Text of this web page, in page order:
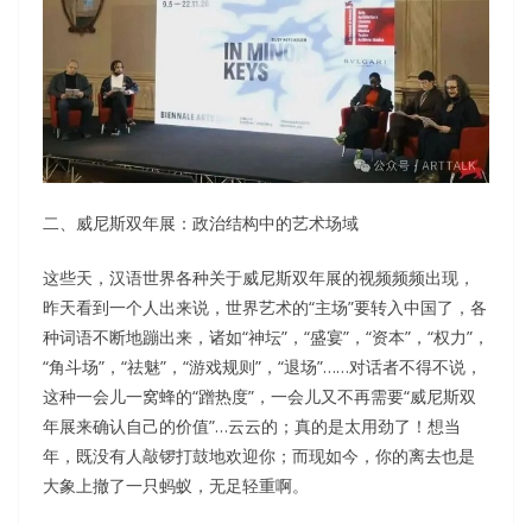
二、威尼斯双年展：政治结构中的艺术场域
这些天，汉语世界各种关于威尼斯双年展的视频频频出现，
昨天看到一个人出来说，世界艺术的“主场”要转入中国了，各
种词语不断地蹦出来，诸如“神坛”，“盛宴”，“资本”，“权力”，
“角斗场”，“祛魅”，“游戏规则”，“退场”……对话者不得不说，
这种一会儿一窝蜂的“蹭热度”，一会儿又不再需要“威尼斯双
年展来确认自己的价值”…云云的；真的是太用劲了！想当
年，既没有人敲锣打鼓地欢迎你；而现如今，你的离去也是
大象上撤了一只蚂蚁，无足轻重啊。